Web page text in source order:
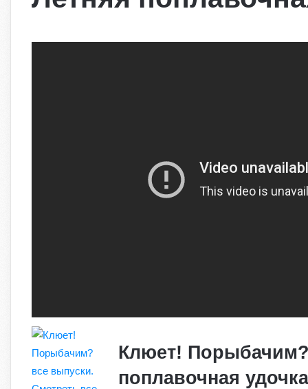
Клюет! Порыбачим?
поплавочная